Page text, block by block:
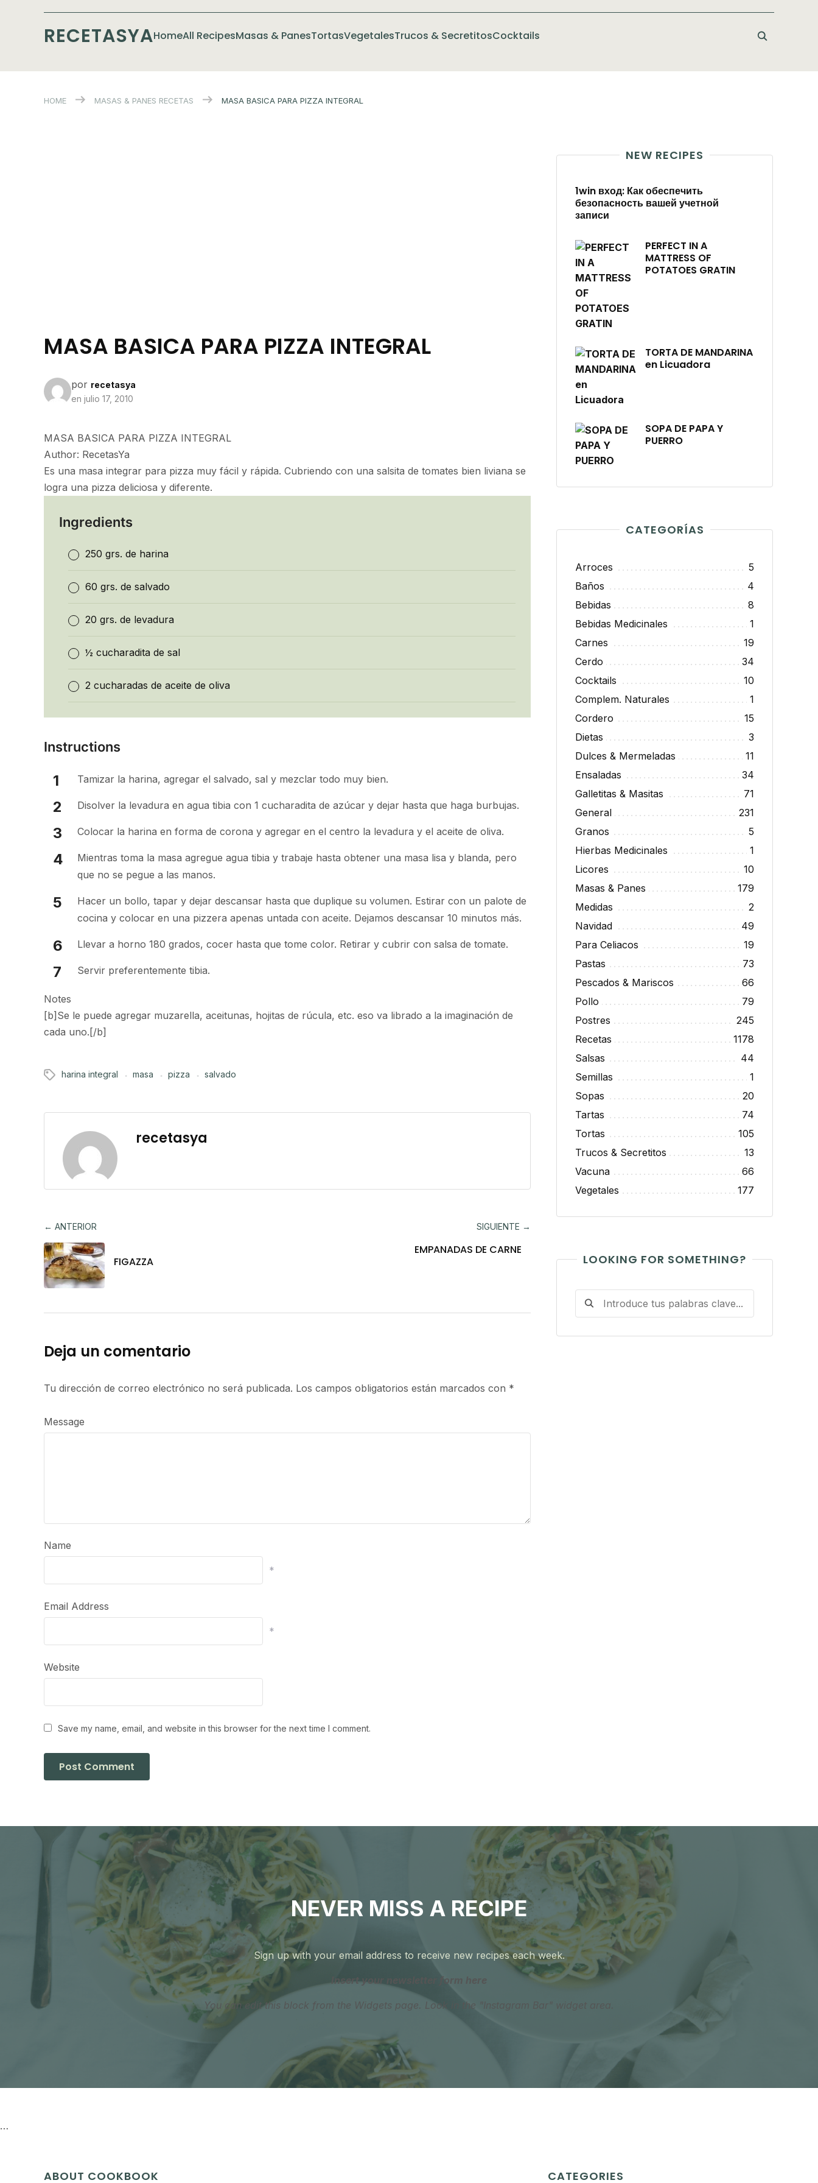
RECETASYAHomeAll RecipesMasas & PanesTortasVegetalesTrucos & SecretitosCocktails
HOME MASAS & PANES RECETAS MASA BASICA PARA PIZZA INTEGRAL
MASA BASICA PARA PIZZA INTEGRAL
por recetasya
en julio 17, 2010
MASA BASICA PARA PIZZA INTEGRAL
Author: RecetasYa
Es una masa integrar para pizza muy fácil y rápida. Cubriendo con una salsita de tomates bien liviana se
logra una pizza deliciosa y diferente.
Ingredients
250 grs. de harina
60 grs. de salvado
20 grs. de levadura
½ cucharadita de sal
2 cucharadas de aceite de oliva
Instructions
Tamizar la harina, agregar el salvado, sal y mezclar todo muy bien.
Disolver la levadura en agua tibia con 1 cucharadita de azúcar y dejar hasta que haga burbujas.
Colocar la harina en forma de corona y agregar en el centro la levadura y el aceite de oliva.
Mientras toma la masa agregue agua tibia y trabaje hasta obtener una masa lisa y blanda, pero
que no se pegue a las manos.
Hacer un bollo, tapar y dejar descansar hasta que duplique su volumen. Estirar con un palote de
cocina y colocar en una pizzera apenas untada con aceite. Dejamos descansar 10 minutos más.
Llevar a horno 180 grados, cocer hasta que tome color. Retirar y cubrir con salsa de tomate.
Servir preferentemente tibia.
Notes
[b]Se le puede agregar muzarella, aceitunas, hojitas de rúcula, etc. eso va librado a la imaginación de
cada uno.[/b]
harina integral masa pizza salvado
recetasya
← ANTERIOR
FIGAZZA
SIGUIENTE →
EMPANADAS DE CARNE
Deja un comentario
Tu dirección de correo electrónico no será publicada. Los campos obligatorios están marcados con *
Message
Name
*
Email Address
*
Website
Save my name, email, and website in this browser for the next time I comment.
NEW RECIPES
1win вход: Как обеспечить
безопасность вашей учетной
записи
PERFECT IN A
MATTRESS OF
POTATOES GRATIN
TORTA DE MANDARINA
en Licuadora
SOPA DE PAPA Y
PUERRO
CATEGORÍAS
Arroces
5
Baños
4
Bebidas
8
Bebidas Medicinales
1
Carnes
19
Cerdo
34
Cocktails
10
Complem. Naturales
1
Cordero
15
Dietas
3
Dulces & Mermeladas
11
Ensaladas
34
Galletitas & Masitas
71
General
231
Granos
5
Hierbas Medicinales
1
Licores
10
Masas & Panes
179
Medidas
2
Navidad
49
Para Celiacos
19
Pastas
73
Pescados & Mariscos
66
Pollo
79
Postres
245
Recetas
1178
Salsas
44
Semillas
1
Sopas
20
Tartas
74
Tortas
105
Trucos & Secretitos
13
Vacuna
66
Vegetales
177
LOOKING FOR SOMETHING?
NEVER MISS A RECIPE
Sign up with your email address to receive new recipes each week.
Insert your newsletter form here
You can edit this block from the Widgets page. Look in the "Instagram Bar" widget area.
…
ABOUT COOKBOOK CATEGORIES